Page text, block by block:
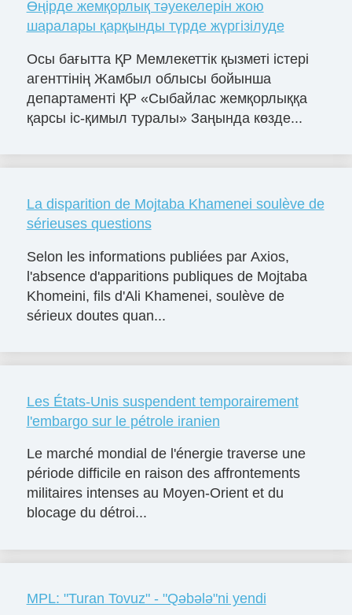
Өңірде жемқорлық тәуекелерін жою
шаралары қарқынды түрде жүргізілуде
Осы бағытта ҚР Мемлекеттік қызметі істері
агенттінің Жамбыл облысы бойынша
департаменті ҚР «Сыбайлас жемқорлыққа
қарсы іс-қимыл туралы» Заңында көзде...
La disparition de Mojtaba Khamenei soulève de
sérieuses questions
Selon les informations publiées par Axios,
l'absence d'apparitions publiques de Mojtaba
Khomeini, fils d'Ali Khamenei, soulève de
sérieux doutes quan...
Les États-Unis suspendent temporairement
l'embargo sur le pétrole iranien
Le marché mondial de l'énergie traverse une
période difficile en raison des affrontements
militaires intenses au Moyen-Orient et du
blocage du détroi...
MPL: "Turan Tovuz" - "Qəbələ"ni yendi